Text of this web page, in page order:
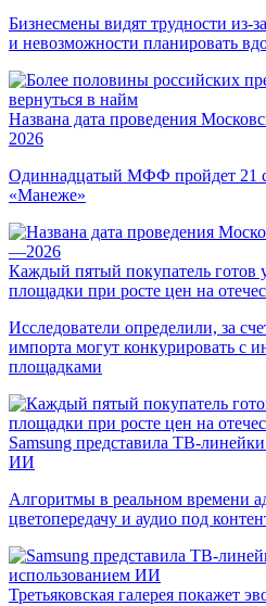
Бизнесмены видят трудности из-
и невозможности планировать
Названа дата проведения
2026
Одиннадцатый МФФ пройдет 21
«Манеже»
Каждый пятый покупатель готов
площадки при росте цен на
Исследователи определили, за
импорта могут конкурировать с
площадками
Samsung представила ТВ-
ИИ
Алгоритмы в реальном времени
цветопередачу и аудио под
Третьяковская галерея покажет